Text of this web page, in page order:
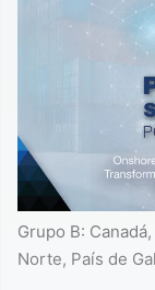
Grupo B:
Norte, País de